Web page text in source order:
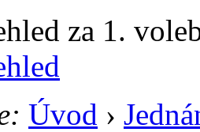
za 1.
Úvod ›